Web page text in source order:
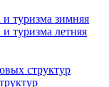
туризма зимняя
туризма летняя
структур